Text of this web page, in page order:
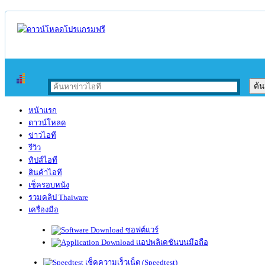
หน้าแรก
ดาวน์โหลด
ข่าวไอที
รีวิว
ทิปส์ไอที
สินค้าไอที
เช็ครอบหนัง
รวมคลิป Thaiware
เครื่องมือ
ซอฟต์แวร์
แอปพลิเคชันบนมือถือ
เช็คความเร็วเน็ต (Speedtest)